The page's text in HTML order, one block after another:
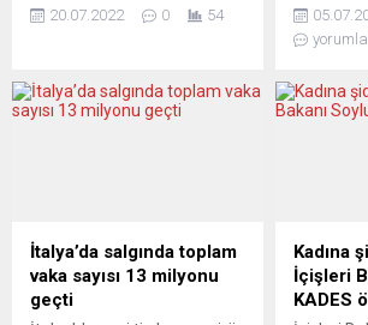
kalmamak için” başlıklı...
yükseldiğine dikkati çekerek,
hastaneye kaldırılma ve
ölüm beklenebileceği
merkezinde düzenlenen
basın toplantısında, küresel
Kovid-19 vakalarındaki artış
ve maymun çiçeği salgınına
20.07.2022 0 54
üzerine
yasa
çözümler
İtalya’da salgında toplam
vaka sayısı 13 milyonu
geçti
Kadına
İçişleri
KADES